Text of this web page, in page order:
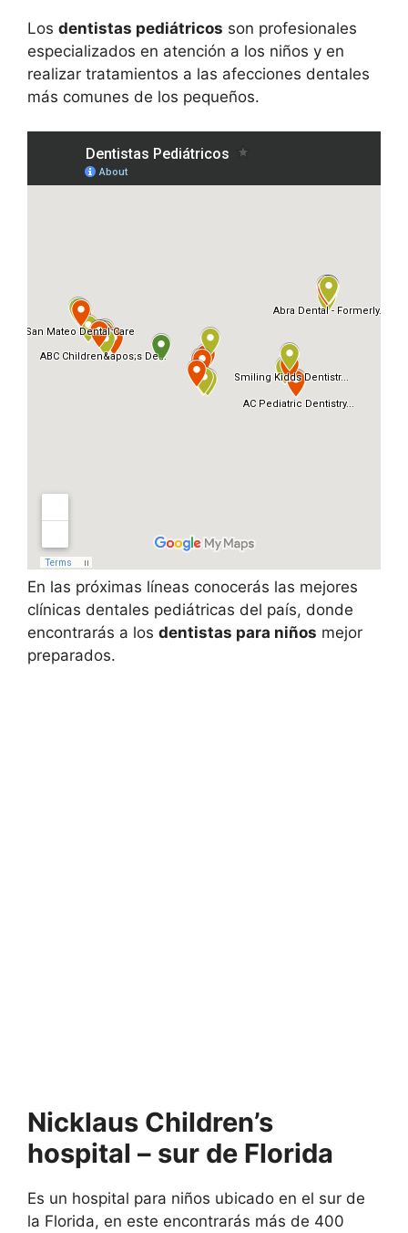
Los dentistas pediátricos son profesionales
especializados en atención a los niños y en
realizar tratamientos a las afecciones dentales
más comunes de los pequeños.
En las próximas líneas conocerás las mejores
clínicas dentales pediátricas del país, donde
encontrarás a los dentistas para niños mejor
preparados.
Nicklaus Children’s
hospital – sur de Florida
Es un hospital para niños ubicado en el sur de
la Florida, en este encontrarás más de 400